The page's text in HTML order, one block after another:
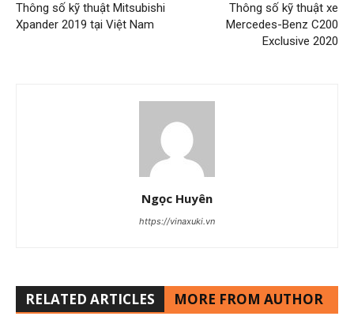
Thông số kỹ thuật Mitsubishi
Xpander 2019 tại Việt Nam
Thông số kỹ thuật xe
Mercedes-Benz C200
Exclusive 2020
Ngọc Huyên
https://vinaxuki.vn
RELATED ARTICLES MORE FROM AUTHOR